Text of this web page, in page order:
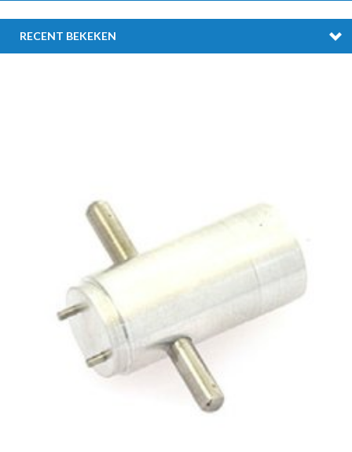
RECENT BEKEKEN